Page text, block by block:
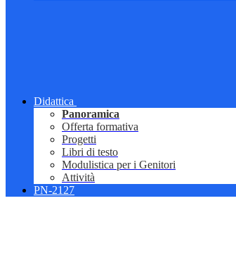
Didattica
Panoramica
Offerta formativa
Progetti
Libri di testo
Modulistica per i Genitori
Attività
PN-2127